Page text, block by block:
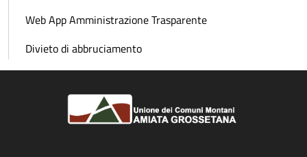
Web App Amministrazione Trasparente
Divieto di abbruciamento